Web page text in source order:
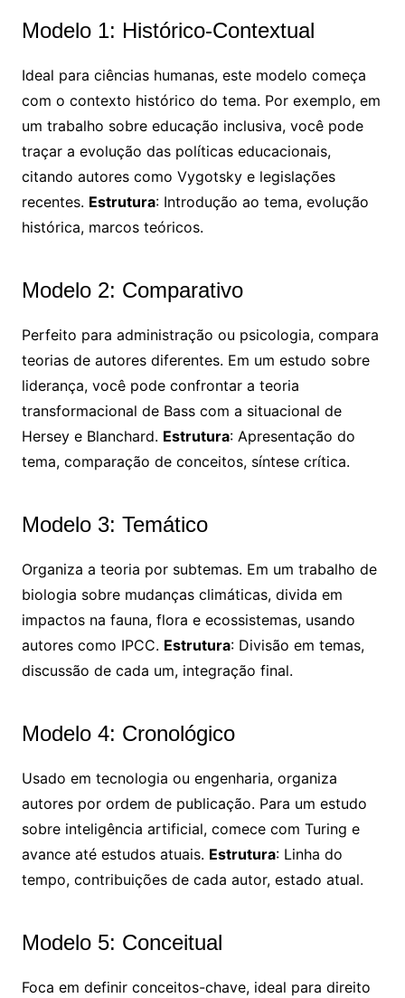
Modelo 1: Histórico-Contextual
Ideal para ciências humanas, este modelo começa
com o contexto histórico do tema. Por exemplo, em
um trabalho sobre educação inclusiva, você pode
traçar a evolução das políticas educacionais,
citando autores como Vygotsky e legislações
recentes. Estrutura: Introdução ao tema, evolução
histórica, marcos teóricos.
Modelo 2: Comparativo
Perfeito para administração ou psicologia, compara
teorias de autores diferentes. Em um estudo sobre
liderança, você pode confrontar a teoria
transformacional de Bass com a situacional de
Hersey e Blanchard. Estrutura: Apresentação do
tema, comparação de conceitos, síntese crítica.
Modelo 3: Temático
Organiza a teoria por subtemas. Em um trabalho de
biologia sobre mudanças climáticas, divida em
impactos na fauna, flora e ecossistemas, usando
autores como IPCC. Estrutura: Divisão em temas,
discussão de cada um, integração final.
Modelo 4: Cronológico
Usado em tecnologia ou engenharia, organiza
autores por ordem de publicação. Para um estudo
sobre inteligência artificial, comece com Turing e
avance até estudos atuais. Estrutura: Linha do
tempo, contribuições de cada autor, estado atual.
Modelo 5: Conceitual
Foca em definir conceitos-chave, ideal para direito